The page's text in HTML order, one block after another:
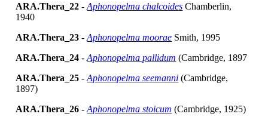
ARA.Thera_22 -Aphonopelma chalcoides Chamberlin,
1940
ARA.Thera_23 -Aphonopelma moorae Smith, 1995
ARA.Thera_24 -Aphonopelma pallidum (Cambridge, 1897
ARA.Thera_25 -Aphonopelma seemanni (Cambridge,
1897)
ARA.Thera_26 -Aphonopelma stoicum (Cambridge, 1925)